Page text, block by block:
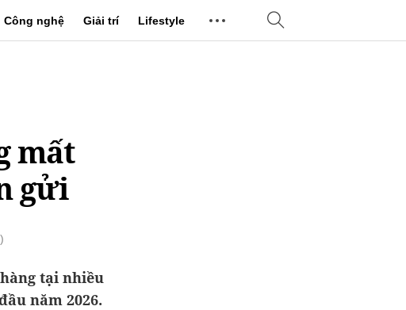
Công nghệ Giải trí Lifestyle
mất
gửi
tại nhiều
năm 2026.